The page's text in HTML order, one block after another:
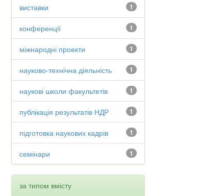
1
виставки
1
конференції
1
міжнародні проекти
1
науково-технічна діяльність
1
наукові школи факультетів
1
публікація результатів НДР
1
підготовка наукових кадрів
1
семінари
за типом вмісту